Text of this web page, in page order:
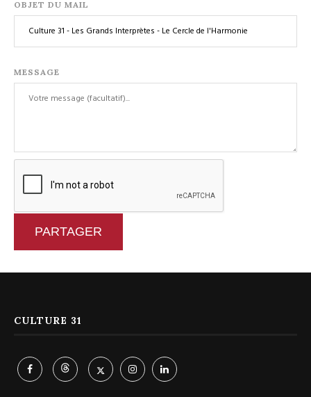
OBJET DU MAIL
MESSAGE
PARTAGER
CULTURE 31